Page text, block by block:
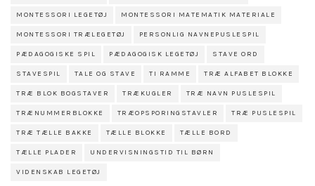
MONTESSORI LEGETØJ MONTESSORI MATEMATIK MATERIALE
MONTESSORI TRÆLEGETØJ PERSONLIG NAVNEPUSLESPIL
PÆDAGOGISKE SPIL PÆDAGOGISK LEGETØJ STAVE ORD
STAVESPIL TALE OG STAVE TI RAMME TRÆ ALFABET BLOKKE
TRÆ BLOK BOGSTAVER TRÆKUGLER TRÆ NAVN PUSLESPIL
TRÆNUMMERBLOKKE TRÆOPSPORINGSTAVLER TRÆ PUSLESPIL
TRÆ TÆLLE BAKKE TÆLLE BLOKKE TÆLLE BORD
TÆLLE PLADER UNDERVISNINGSTID TIL BØRN
VIDENSKAB LEGETØJ